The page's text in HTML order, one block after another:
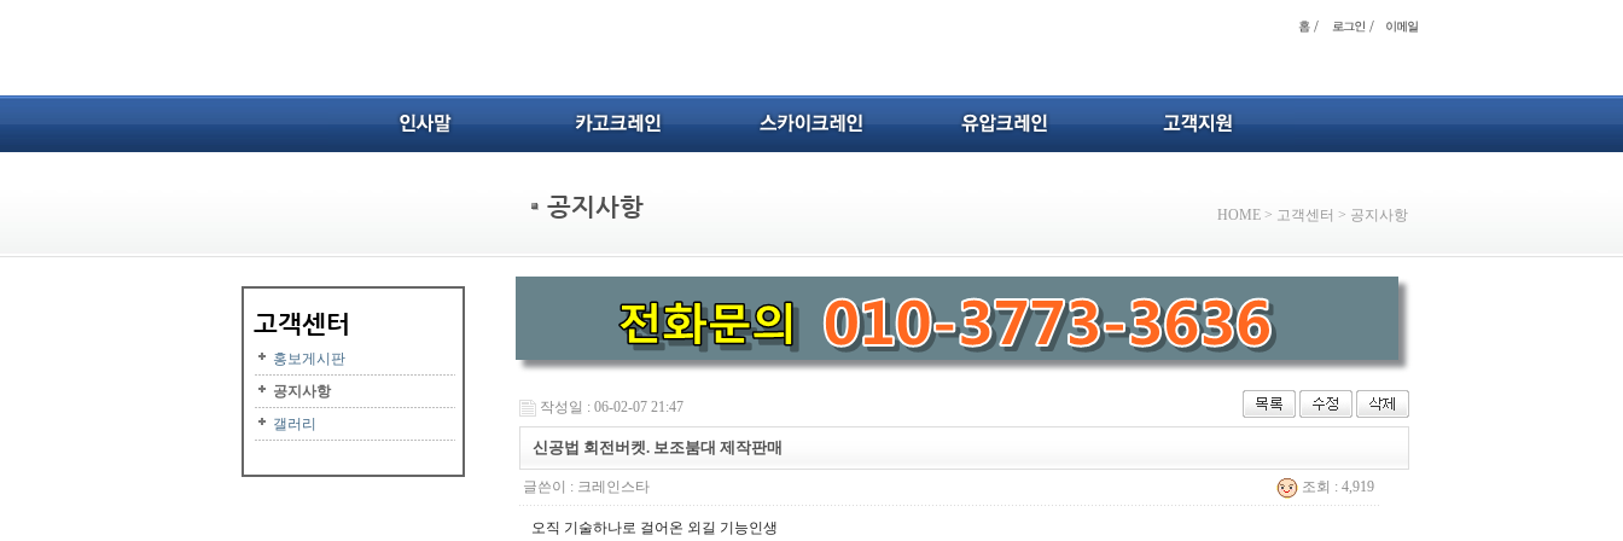
홍보게시판
공지사항
갤러리
HOME> 고객센터 > 공지사항
작성일 : 06-02-07 21:47
신공법 회전버켓. 보조붐대 제작판매
글쓴이 : 크레인스타 조회 : 4,919
오직 기술하나로 걸어온 외길 기능인생